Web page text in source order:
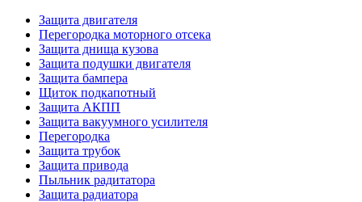
Защита двигателя
Перегородка моторного отсека
Защита днища кузова
Защита подушки двигателя
Защита бампера
Щиток подкапотный
Защита АКПП
Защита вакуумного усилителя
Перегородка
Защита трубок
Защита привода
Пыльник радитатора
Защита радиатора